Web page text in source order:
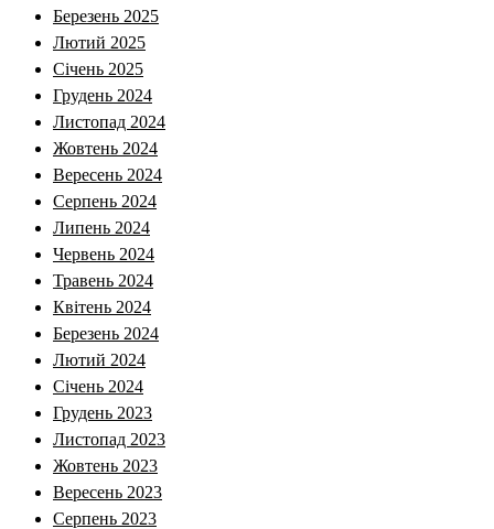
Березень 2025
Лютий 2025
Січень 2025
Грудень 2024
Листопад 2024
Жовтень 2024
Вересень 2024
Серпень 2024
Липень 2024
Червень 2024
Травень 2024
Квітень 2024
Березень 2024
Лютий 2024
Січень 2024
Грудень 2023
Листопад 2023
Жовтень 2023
Вересень 2023
Серпень 2023